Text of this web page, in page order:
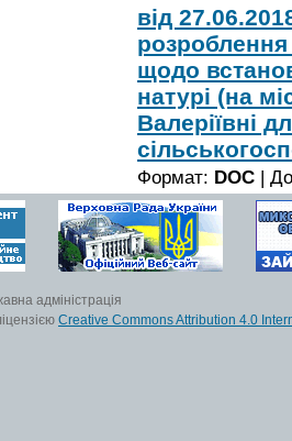
від
розроблення
щодо
натурі (на
Валеріївні
Формат: DOC |
адміністрація
Creative Commons Attribution 4.0